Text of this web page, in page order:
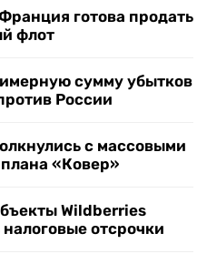
готова продать
флот
сумму убытков
России
с массовыми
«Ковер»
Wildberries
отсрочки